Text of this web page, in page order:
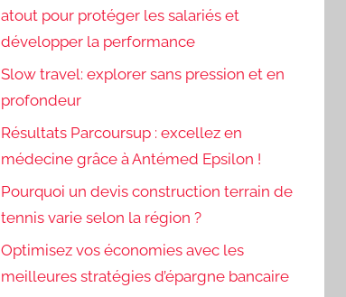
atout pour protéger les salariés et
développer la performance
Slow travel: explorer sans pression et en
profondeur
Résultats Parcoursup : excellez en
médecine grâce à Antémed Epsilon !
Pourquoi un devis construction terrain de
tennis varie selon la région ?
Optimisez vos économies avec les
meilleures stratégies d’épargne bancaire